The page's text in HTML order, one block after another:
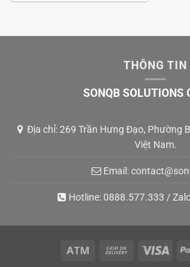
THÔNG TIN
SONQB SOLUTIONS
Địa chỉ: 269 Trần Hưng Đạo, Phường
Việt Nam.
Email:
Hotline:0888.577.333 /
Atm
Cash
Visa